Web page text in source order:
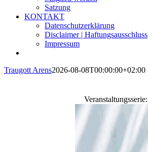
Satzung
KONTAKT
Datenschutzerklärung
Disclaimer | Haftungsausschluss
Impressum
Traugott Arens2026-08-08T00:00:00+02:00
Veranstaltungsserie: